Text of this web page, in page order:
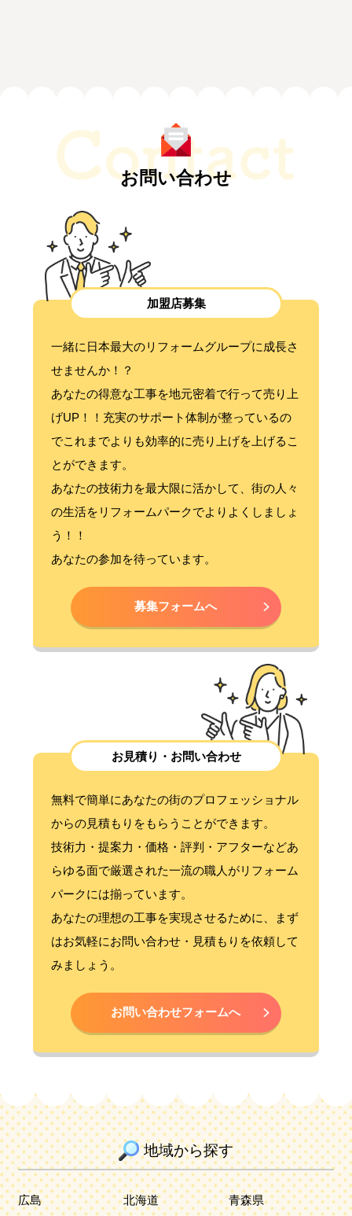
お問い合わせ
加盟店募集
一緒に日本最大のリフォームグループに成長さ
せませんか！？
あなたの得意な工事を地元密着で行って売り上
げUP！！充実のサポート体制が整っているの
でこれまでよりも効率的に売り上げを上げるこ
とができます。
あなたの技術力を最大限に活かして、街の人々
の生活をリフォームパークでよりよくしましょ
う！！
あなたの参加を待っています。
募集フォームへ
お見積り・お問い合わせ
無料で簡単にあなたの街のプロフェッショナル
からの見積もりをもらうことができます。
技術力・提案力・価格・評判・アフターなどあ
らゆる面で厳選された一流の職人がリフォーム
パークには揃っています。
あなたの理想の工事を実現させるために、まず
はお気軽にお問い合わせ・見積もりを依頼して
みましょう。
お問い合わせフォームへ
地域から探す
広島 北海道
青森県